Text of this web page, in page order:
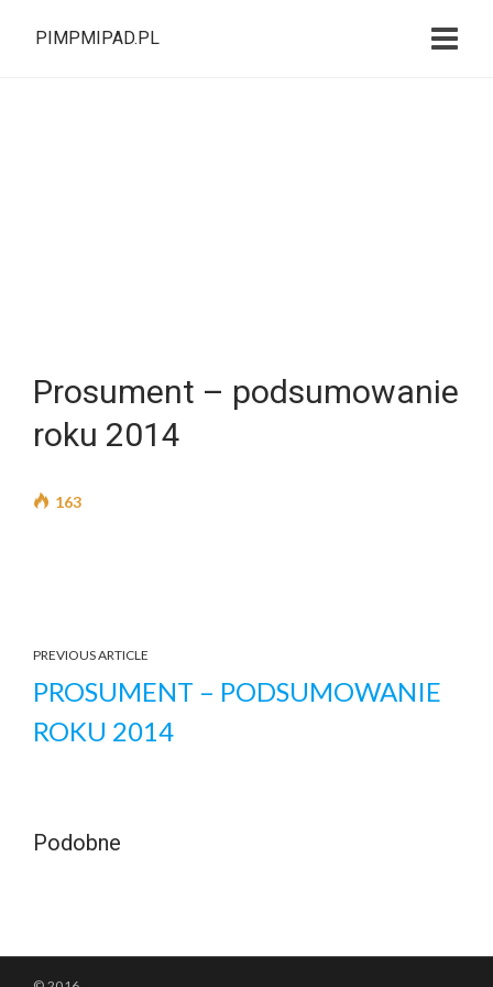
PIMPMIPAD.PL
Prosument – podsumowanie
roku 2014
163
PREVIOUS ARTICLE
PROSUMENT – PODSUMOWANIE
ROKU 2014
Podobne